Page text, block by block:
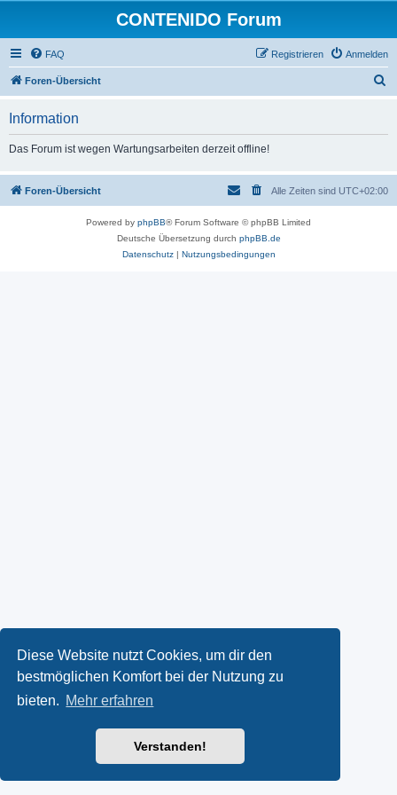
Diese Website nutzt Cookies, um dir den
bestmöglichen Komfort bei der Nutzung zu
bieten. Mehr erfahren
Verstanden!
CONTENIDO Forum
FAQ Anmelden
Registrieren
Foren-Übersicht
Information
Das Forum ist wegen Wartungsarbeiten derzeit offline!
Foren-Übersicht Alle Zeiten sind UTC+02:00
Powered by phpBB® Forum Software © phpBB Limited
Deutsche Übersetzung durch phpBB.de
Datenschutz| Nutzungsbedingungen